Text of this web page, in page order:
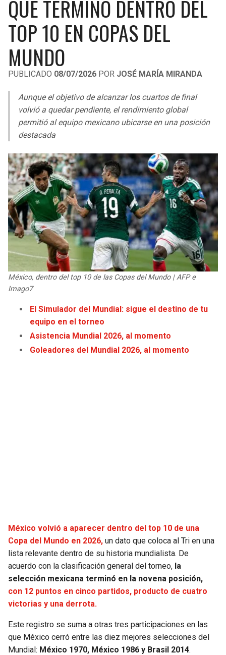
LIGA DE EXPANSIÓN MX
LEAGUES CUP
UEFA EUROPA LEAGUE
UEFA CONFERENCE LEAGUE
MLS
COPA LIBERTADORES
COPA SUDAMERICANA
LIGA BETPLAY
OTRAS LIGAS
RAIDERS
CHARGERS
RAVENS
BENGALS
STEELERS
TEXANS
COLTS
JAGUARS
TITANS
COWBOYS
GIANTS
EAGLES
LIONS
PACKERS
VIKINGS
FALCONS
PANTHERS
CAVALIERS
PISTONS
PACERS
BUCKS
HORNETS
HEAT
MAGIC
WIZARDS
WARRIORS
CLIPPERS
LAKERS
SUNS
NUGGETS
TIMBERWOLVES
THUNDER
TRAIL BLAZERS
JAZZ
QUE TERMINÓ DENTRO DEL
TOP 10 EN COPAS DEL
MUNDO
PUBLICADO 08/07/2026 POR JOSÉ MARÍA MIRANDA
Aunque el objetivo de alcanzar los cuartos de final
volvió a quedar pendiente, el rendimiento global
permitió al equipo mexicano ubicarse en una posición
destacada
México, dentro del top 10 de las Copas del Mundo | AFP e
Imago7
El Simulador del Mundial: sigue el destino de tu
equipo en el torneo
Asistencia Mundial 2026, al momento
Goleadores del Mundial 2026, al momento
México volvió a aparecer dentro del top 10 de una
Copa del Mundo en 2026, un dato que coloca al Tri en una
lista relevante dentro de su historia mundialista. De
acuerdo con la clasificación general del torneo, la
selección mexicana terminó en la novena posición,
con 12 puntos en cinco partidos, producto de cuatro
victorias y una derrota.
Este registro se suma a otras tres participaciones en las
que México cerró entre las diez mejores selecciones del
Mundial: México 1970, México 1986 y Brasil 2014.